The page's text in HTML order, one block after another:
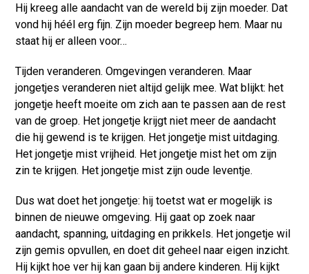
Hij kreeg alle aandacht van de wereld bij zijn moeder. Dat
vond hij héél erg fijn. Zijn moeder begreep hem. Maar nu
staat hij er alleen voor…
Tijden veranderen. Omgevingen veranderen. Maar
jongetjes veranderen niet altijd gelijk mee. Wat blijkt: het
jongetje heeft moeite om zich aan te passen aan de rest
van de groep. Het jongetje krijgt niet meer de aandacht
die hij gewend is te krijgen. Het jongetje mist uitdaging.
Het jongetje mist vrijheid. Het jongetje mist het om zijn
zin te krijgen. Het jongetje mist zijn oude leventje.
Dus wat doet het jongetje: hij toetst wat er mogelijk is
binnen de nieuwe omgeving. Hij gaat op zoek naar
aandacht, spanning, uitdaging en prikkels. Het jongetje wil
zijn gemis opvullen, en doet dit geheel naar eigen inzicht.
Hij kijkt hoe ver hij kan gaan bij andere kinderen. Hij kijkt